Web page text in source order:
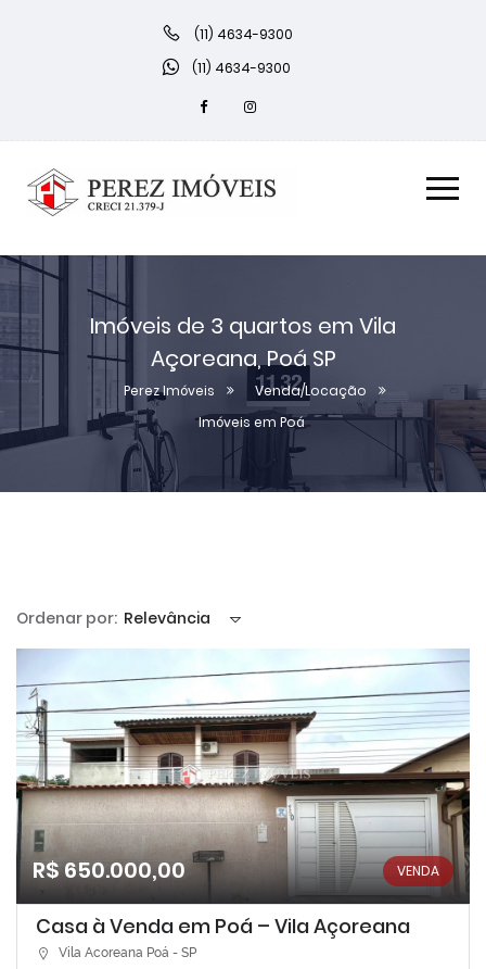
(11) 4634-9300
(11) 4634-9300
Imóveis de 3 quartos em Vila
Açoreana, Poá SP
Perez Imóveis
Venda/Locação
Imóveis em Poá
Ordenar por: Relevância
R$ 650.000,00 VENDA
Casa à Venda em Poá – Vila Açoreana
Vila Acoreana Poá - SP